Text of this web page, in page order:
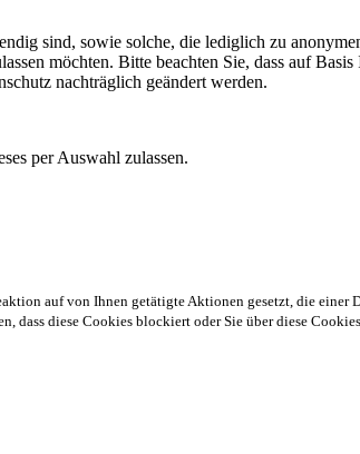
sind, sowie solche, die lediglich zu
möchten. Bitte beachten Sie, dass auf
nachträglich geändert werden.
per Auswahl zulassen.
auf von Ihnen getätigte Aktionen gesetzt, die einer
dass diese Cookies blockiert oder Sie über diese